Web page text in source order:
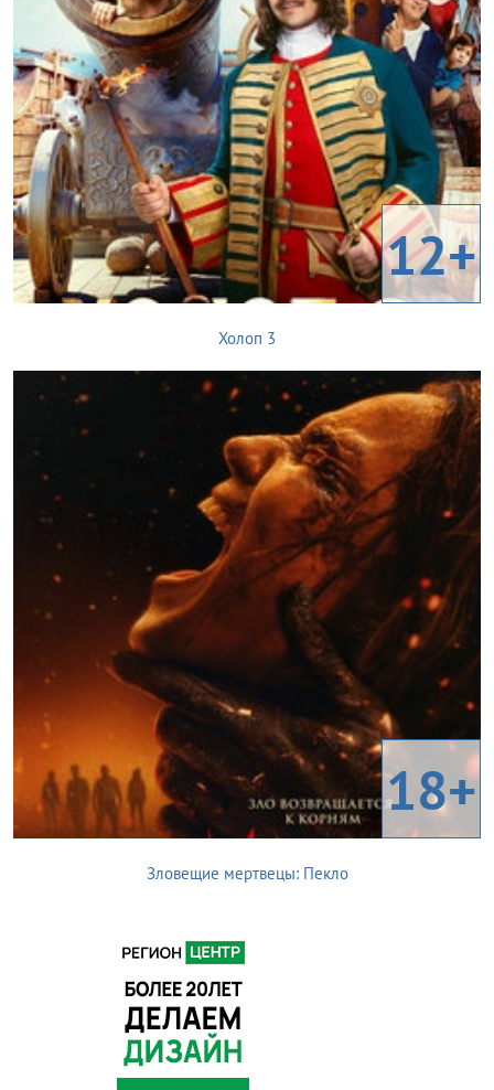
12+
Холоп 3
18+
Зловещие мертвецы: Пекло